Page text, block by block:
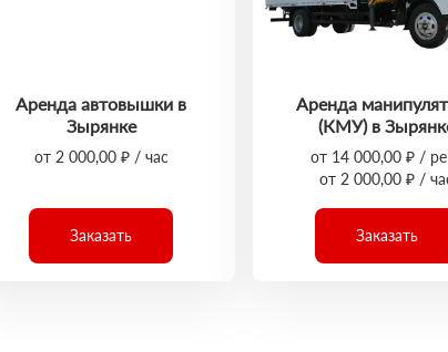
Аренда автовышки в
Зырянке
от 2 000,00 ₽ / час
Заказать
Аренда
(КМУ) в
от 14 000,00 ₽ /
от 2 000,00 ₽ /
Заказать